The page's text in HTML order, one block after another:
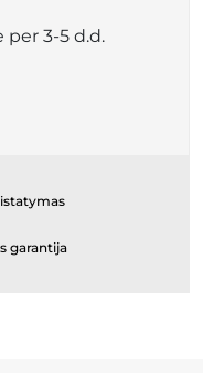
per 3-5 d.d.
garantija